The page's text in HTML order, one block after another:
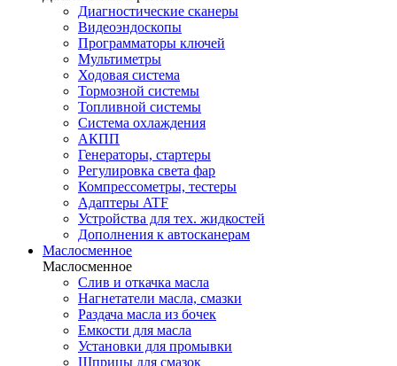
Диагностические сканеры
Видеоэндоскопы
Программаторы ключей
Мультиметры
Ходовая система
Тормозной системы
Топливной системы
Система охлаждения
АКПП
Генераторы, стартеры
Регулировка света фар
Компрессометры, тестеры
Адаптеры ATF
Устройства для тех. жидкостей
Дополнения к автосканерам
Маслосменное
Маслосменное
Слив и откачка масла
Нагнетатели масла, смазки
Раздача масла из бочек
Емкости для масла
Установки для промывки
Шприцы для смазок